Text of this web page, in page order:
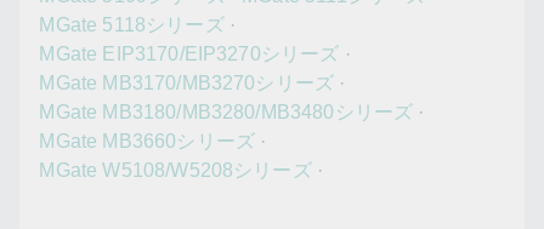
MGate 5118シリーズ·
MGate EIP3170/EIP3270シリーズ ·
MGate MB3170/MB3270シリーズ ·
MGate MB3180/MB3280/MB3480シリーズ ·
MGate MB3660シリーズ·
MGate W5108/W5208シリーズ·